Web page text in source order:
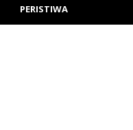
PERISTIWA